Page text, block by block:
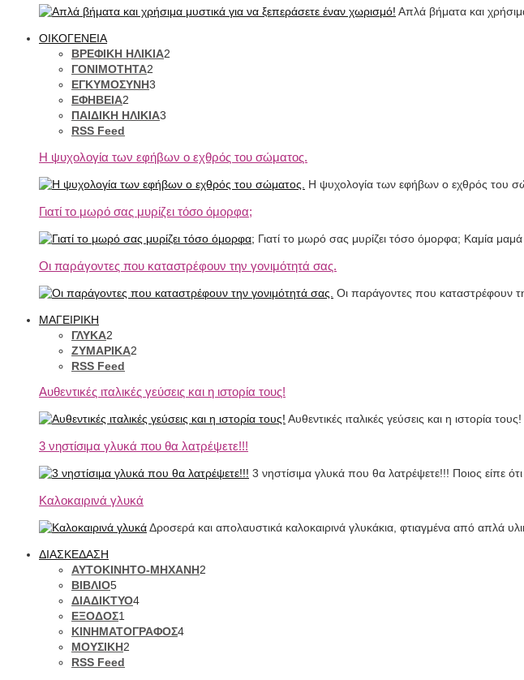
Απλά βήματα και
ΟΙΚΟΓΕΝΕΙΑ
ΒΡΕΦΙΚΗ ΗΛΙΚΙΑ2
ΓΟΝΙΜΟΤΗΤΑ2
ΕΓΚΥΜΟΣΥΝΗ3
ΕΦΗΒΕΙΑ2
ΠΑΙΔΙΚΗ ΗΛΙΚΙΑ3
RSS Feed
Η ψυχολογία των εφήβων ο εχθρός του σώματος.
Η ψυχολογία των εφήβων ο εχθρός του
Γιατί το μωρό σας μυρίζει τόσο όμορφα;
Γιατί το μωρό σας μυρίζει τόσο όμορφα; Καμία μαμά
Οι παράγοντες που καταστρέφουν την γονιμότητά σας.
Οι παράγοντες που καταστρέφουν
ΜΑΓΕΙΡΙΚΗ
ΓΛΥΚΑ2
ΖΥΜΑΡΙΚΑ2
RSS Feed
Αυθεντικές ιταλικές γεύσεις και η ιστορία τους!
Αυθεντικές ιταλικές γεύσεις και η ιστορία
3 νηστίσιμα γλυκά που θα λατρέψετε!!!
3 νηστίσιμα γλυκά που θα λατρέψετε!!! Ποιος είπε
Καλοκαιρινά γλυκά
Δροσερά και απολαυστικά καλοκαιρινά γλυκάκια, φτιαγμένα από απλά
ΔΙΑΣΚΕΔΑΣΗ
ΑΥΤΟΚΙΝΗΤΟ-ΜΗΧΑΝΗ2
ΒΙΒΛΙΟ5
ΔΙΑΔΙΚΤΥΟ4
ΕΞΟΔΟΣ1
ΚΙΝΗΜΑΤΟΓΡΑΦΟΣ4
ΜΟΥΣΙΚΗ2
RSS Feed